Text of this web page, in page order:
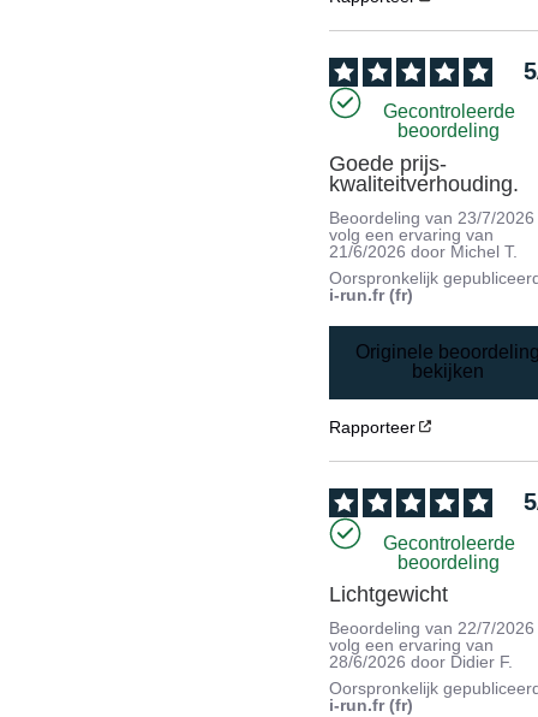
5
Gecontroleerde
beoordeling
Goede prijs-
kwaliteitverhouding.
Beoordeling van 23/7/2026
volg een ervaring van
21/6/2026 door Michel T.
Oorspronkelijk
i-run.fr (fr)
Originele
bekijken
Rapporteer
5
Gecontroleerde
beoordeling
Lichtgewicht
Beoordeling van 22/7/2026
volg een ervaring van
28/6/2026 door Didier F.
Oorspronkelijk
i-run.fr (fr)